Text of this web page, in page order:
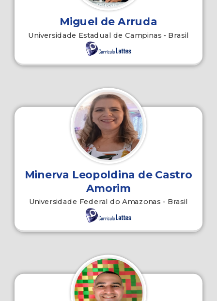
Miguel de Arruda
Universidade Estadual de Campinas - Brasil
Minerva Leopoldina de Castro
Amorim
Universidade Federal do Amazonas - Brasil